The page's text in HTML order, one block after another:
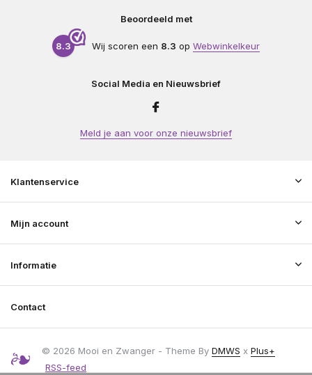
Beoordeeld met
8.3 Wij scoren een 8.3 op Webwinkelkeur
Social Media en Nieuwsbrief
Meld je aan voor onze nieuwsbrief
Klantenservice
Mijn account
Informatie
Contact
© 2026 Mooi en Zwanger - Theme By DMWS x Plus+
RSS-feed